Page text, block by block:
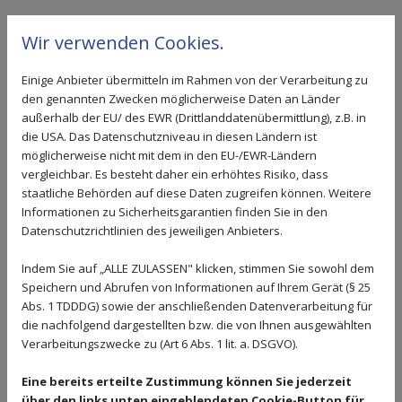
Treppen und Überdachungen
Individuelle Treppen nach Maß bilden ein Plus
in oder an Ihrem Haus. Sie verbinden Ebenen
und fügen sich perfekt in ihre Umgebung ein.
Im Rahmen von Umbau- oder
häufig nicht ideal.
Maßangefertigte Treppen berücksichtigen Ihre
Vorstellungen und die Gegebenheiten vor Ort.
Beispielsweise fertigen wir für Sie
platzsparende Wendeltreppen,
Wir verwenden Cookies.
Einige Anbieter übermitteln im Rahmen von der Verarbeitung zu
den genannten Zwecken möglicherweise Daten an Länder
außerhalb der EU/ des EWR (Drittlanddatenübermittlung), z.B. in
die USA. Das Datenschutzniveau in diesen Ländern ist
möglicherweise nicht mit dem in den EU-/EWR-Ländern
vergleichbar. Es besteht daher ein erhöhtes Risiko, dass
staatliche Behörden auf diese Daten zugreifen können. Weitere
Informationen zu Sicherheitsgarantien finden Sie in den
Datenschutzrichtlinien des jeweiligen Anbieters.
Indem Sie auf „ALLE ZULASSEN" klicken, stimmen Sie sowohl dem
Speichern und Abrufen von Informationen auf Ihrem Gerät (§ 25
Abs. 1 TDDDG) sowie der anschließenden Datenverarbeitung für
die nachfolgend dargestellten bzw. die von Ihnen ausgewählten
Verarbeitungszwecke zu (Art 6 Abs. 1 lit. a. DSGVO).
Eine bereits erteilte Zustimmung können Sie jederzeit